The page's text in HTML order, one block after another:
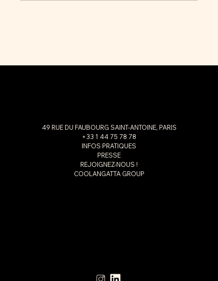
49 RUE DU FAUBOURG SAINT-ANTOINE, PARIS
+33 1 44 75 78 78
INFOS PRATIQUES
PRESSE
REJOIGNEZ-NOUS !
COOLANGATTA GROUP